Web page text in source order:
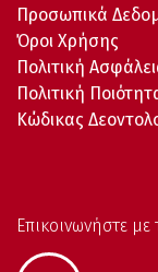
Προσωπικά
Όροι Χρήσης
Πολιτική
Πολιτική
Κώδικας
Επικοινωνήστε